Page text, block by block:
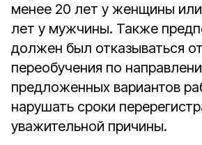
менее 20 лет у женщины
лет у мужчины. Также
должен был отказываться
переобучения по
предложенных вариантов
нарушать сроки
уважительной причины.